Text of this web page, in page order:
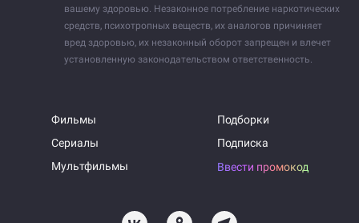
вашему здоровью. Незаконное потребление наркотических
средств, психотропных веществ, их аналогов причиняет
вред здоровью, их незаконный оборот запрещен и влечет
установленную законодательством ответственность.
Фильмы
Сериалы
Мультфильмы
Подборки
Подписка
Ввести промокод